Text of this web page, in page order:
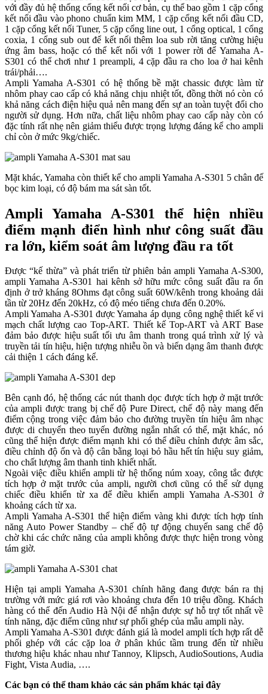
với đầy đủ hệ thống cổng kết nối cơ bản, cụ thể bao gồm 1 cặp cổng
kết nối đầu vào phono chuẩn kim MM, 1 cặp cổng kết nối đầu CD,
1 cặp cổng kết nối Tuner, 5 cặp cổng line out, 1 cổng optical, 1 cổng
coxia, 1 cổng sub out để kết nối thêm loa sub rời tăng cường hiệu
ứng âm bass, hoặc có thể kết nối với 1 power rời để Yamaha A-
S301 có thể chơi như 1 preampli, 4 cặp đầu ra cho loa ở hai kênh
trái/phải….
Ampli Yamaha A-S301 có hệ thống bề mặt chassic được làm từ
nhôm phay cao cấp có khả năng chịu nhiệt tốt, đồng thời nó còn có
khả năng cách điện hiệu quả nên mang đến sự an toàn tuyệt đối cho
người sử dụng. Hơn nữa, chất liệu nhôm phay cao cấp này còn có
đặc tính rất nhẹ nên giảm thiểu được trọng lượng đáng kể cho ampli
chỉ còn ở mức 9kg/chiếc.
Mặt khác, Yamaha còn thiết kế cho ampli Yamaha A-S301 5 chân đế
bọc kim loại, có độ bám ma sát sàn tốt.
Ampli Yamaha A-S301 thể hiện nhiều
điểm mạnh điển hình như công suất đầu
ra lớn, kiểm soát âm lượng đầu ra tốt
Được “kế thừa” và phát triển từ phiên bản ampli Yamaha A-S300,
ampli Yamaha A-S301 hai kênh sở hữu mức công suất đầu ra ổn
định ở trở kháng 8Ohms đạt công suất 60W/kênh trong khoảng dải
tần từ 20Hz đến 20kHz, có độ méo tiếng chưa đến 0.20%.
Ampli Yamaha A-S301 được Yamaha áp dụng công nghệ thiết kế vi
mạch chất lượng cao Top-ART. Thiết kế Top-ART và ART Base
đảm bảo được hiệu suất tối ưu âm thanh trong quá trình xử lý và
truyền tải tín hiệu, hiện tượng nhiễu ồn và biến dạng âm thanh được
cải thiện 1 cách đáng kể.
Bên cạnh đó, hệ thống các nút thanh dọc được tích hợp ở mặt trước
của ampli được trang bị chế độ Pure Direct, chế độ này mang đến
điểm cộng trong việc đảm bảo cho đường truyền tín hiệu âm nhạc
được di chuyển theo tuyến đường ngắn nhất có thể, mặt khác, nó
cũng thể hiện được điểm mạnh khi có thể điều chỉnh được âm sắc,
điều chỉnh độ ổn và độ cân bằng loại bỏ hầu hết tín hiệu suy giảm,
cho chất lượng âm thanh tinh khiết nhất.
Ngoài việc điều khiển ampli từ hệ thống núm xoay, công tắc được
tích hợp ở mặt trước của ampli, người chơi cũng có thể sử dụng
chiếc điều khiển từ xa để điều khiển ampli Yamaha A-S301 ở
khoảng cách từ xa.
Ampli Yamaha A-S301 thể hiện điểm vàng khi được tích hợp tính
năng Auto Power Standby – chế độ tự động chuyển sang chế độ
chờ khi các chức năng của ampli không được thực hiện trong vòng
tám giờ.
Hiện tại ampli Yamaha A-S301 chính hãng đang được bán ra thị
trường với mức giá rơi vào khoảng chưa đến 10 triệu đồng. Khách
hàng có thể đến Audio Hà Nội để nhận được sự hỗ trợ tốt nhất về
tính năng, đặc điểm cũng như sự phối ghép của mẫu ampli này.
Ampli Yamaha A-S301 được đánh giá là model ampli tích hợp rất dễ
phối ghép với các cặp loa ở phân khúc tầm trung đến từ nhiều
thương hiệu khác nhau như Tannoy, Klipsch, AudioSoutions, Audia
Fight, Vista Audia, ….
Các bạn có thể tham khảo các sản phẩm khác tại đây